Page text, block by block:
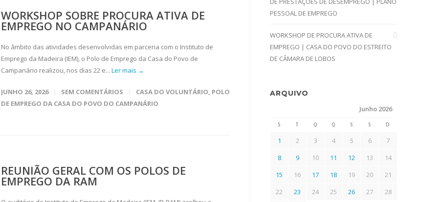
WORKSHOP SOBRE PROCURA ATIVA DE
EMPREGO NO CAMPANÁRIO
No âmbito das atividades desenvolvidas em parceria com o Instituto de
Emprego da Madeira (IEM), o Polo de Emprego da Casa do Povo de
Campanário realizou, nos dias 22 e... Ler mais →
JUNHO 26, 2026 SEM COMENTÁRIOS CASA DO VOLUNTÁRIO, POLO
DE EMPREGO DA CASA DO POVO DO CAMPANÁRIO
REUNIÃO GERAL COM OS POLOS DE
EMPREGO DA RAM
PESSOAL DE EMPREGO
WORKSHOP DE PROCURA ATIVA DE
EMPREGO | CASA DO POVO DO ESTREITO
DE CÂMARA DE LOBOS
ARQUIVO
Junho 2026
S T Q Q S S D
1 2 3 4 5 6
7
8
9 10 11 12 13
14
15
16 17 18 19 20
21
22
23 24 25 26 27
28